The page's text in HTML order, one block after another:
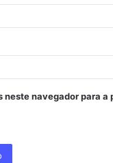
neste navegador para a